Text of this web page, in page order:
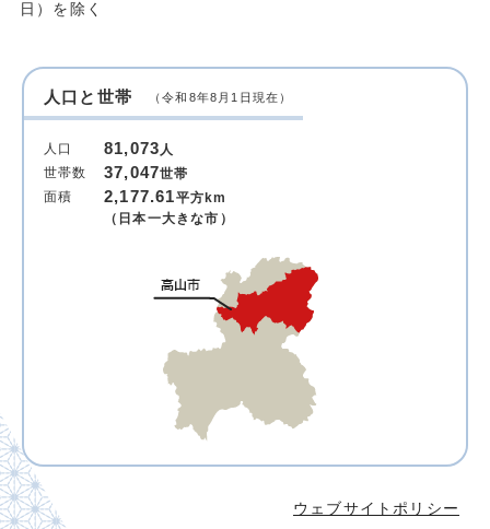
日）を除く
人口と世帯 （令和8年8月1日現在）
人口 81,073人
世帯数
37,047世帯
面積
2,177.61平方km
（日本一大きな市）
ウェブサイトポリシー